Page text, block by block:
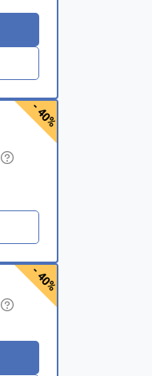
- 40%
- 40%